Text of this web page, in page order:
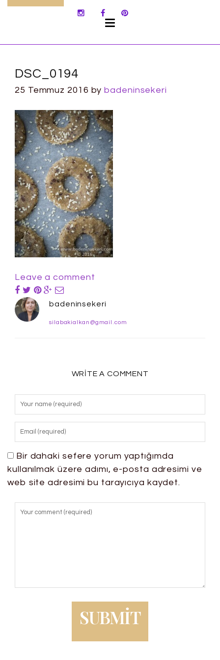
DSC_0194
25 Temmuz 2016 bybadeninsekeri
Leave a comment
badeninsekeri
silabakialkan@gmail.com
WRITE A COMMENT
Bir dahaki sefere yorum yaptığımda
kullanılmak üzere adımı, e-posta adresimi ve
web site adresimi bu tarayıcıya kaydet.